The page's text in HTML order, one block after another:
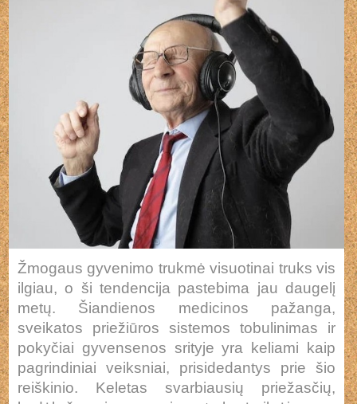
Žmogaus gyvenimo trukmė visuotinai truks vis
ilgiau, o ši tendencija pastebima jau daugelį
metų. Šiandienos medicinos pažanga,
sveikatos priežiūros sistemos tobulinimas ir
pokyčiai gyvensenos srityje yra keliami kaip
pagrindiniai veiksniai, prisidedantys prie šio
reiškinio. Keletas svarbiausių priežasčių,